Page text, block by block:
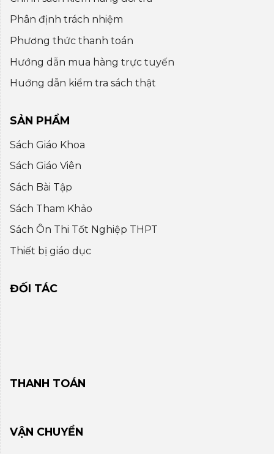
Phân định trách nhiệm
Phương thức thanh toán
Hướng dẫn mua hàng trực tuyến
Huớng dẫn kiểm tra sách thật
SẢN PHẨM
Sách Giáo Khoa
Sách Giáo Viên
Sách Bài Tập
Sách Tham Khảo
Sách Ôn Thi Tốt Nghiệp THPT
Thiết bị giáo dục
ĐỐI TÁC
THANH TOÁN
VẬN CHUYỂN